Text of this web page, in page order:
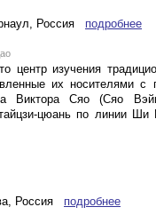
Россия подробнее
изучения
их носителями
Виктора Сяо (Сяо
цюань по линии
Россия подробнее